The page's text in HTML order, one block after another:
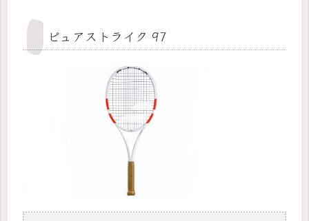
ピュアストライク 97